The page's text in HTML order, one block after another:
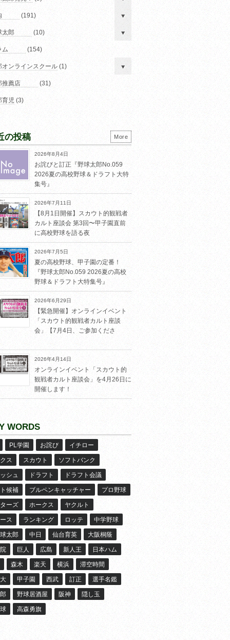
(191)
太郎 (10)
ム (154)
オンラインスクール (1)
推薦店 (31)
育児 (3)
の投稿
2026年8月4日
お詫びと訂正『野球太郎No.059
2026夏の高校野球＆ドラフト大特
集号』
2026年7月11日
【8月1日開催】スカウト的観戦者
カルト座談会 第3回〜甲子園直前
に高校野球を語る夜
2026年7月5日
夏の高校野球、甲子園の定番！
『野球太郎No.059 2026夏の高校
野球＆ドラフト大特集号』
2026年6月29日
【緊急開催】オンラインイベント
「スカウト的観戦者カルト座談
会」【7月4日、ご参加くださ
2026年4月14日
オンラインイベント「スカウト的
観戦者カルト座談会」を4月26日に
開催します！
More
WORDS
PL学園 お詫び イチロー
ス スカウト ソフトバンク
シュ ドラフト ドラフト会議
候補 ブルペンキャッチャー プロ野球
ーズ ホークス ヤクルト
ス ランキング ロッテ 中学野球
太郎 中日 仙台育英 大阪桐蔭
巨人 広島 新人王 日本ハム
森木 楽天 横浜 滞空時間
甲子園 西武 訂正 選手名鑑
野球居酒屋 阪神 隠し玉
高森勇旗